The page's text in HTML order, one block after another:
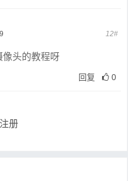
12#
像头的教程呀
回复 0
注册